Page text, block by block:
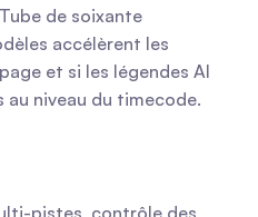
de soixante
accélèrent les
et si les légendes AI
niveau du timecode.
pistes, contrôle des